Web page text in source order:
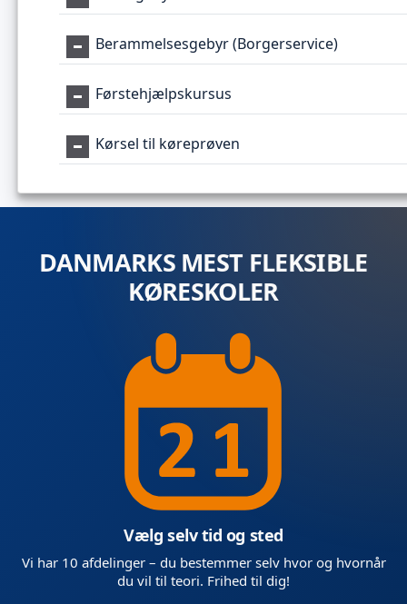
Berammelsesgebyr (Borgerservice)
Førstehjælpskursus
Kørsel til køreprøven
DANMARKS MEST FLEKSIBLE
KØRESKOLER
Vælg selv tid og sted
Vi har 10 afdelinger – du bestemmer selv hvor og hvornår
du vil til teori. Frihed til dig!